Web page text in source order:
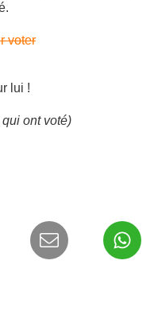
voter
lui !
ont voté)